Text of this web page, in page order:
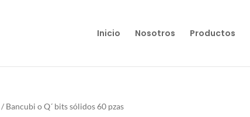
Inicio Nosotros Productos
/ Bancubi o Q´ bits sólidos 60 pzas